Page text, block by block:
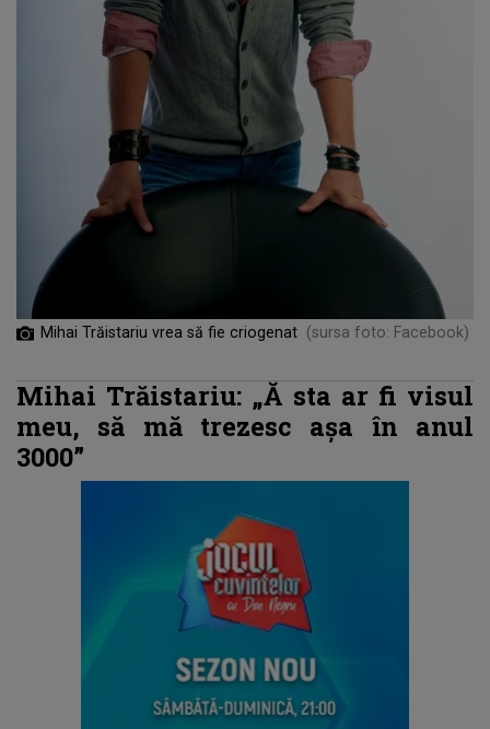
Mihai Trăistariu vrea să fie criogenat (sursa foto: Facebook)
Mihai Trăistariu: „Ă sta ar fi visul
meu, să mă trezesc așa în anul
3000”